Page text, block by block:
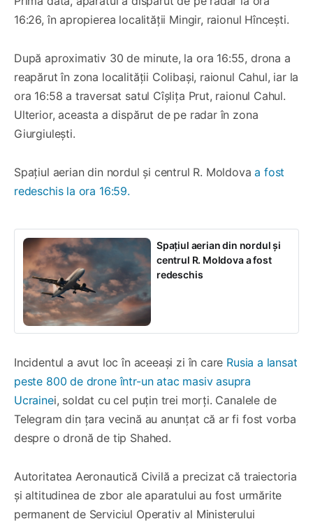
16:26, în apropierea localității Mingir, raionul Hîncești.
După aproximativ 30 de minute, la ora 16:55, drona a
reapărut în zona localității Colibași, raionul Cahul, iar la
ora 16:58 a traversat satul Cîșlița Prut, raionul Cahul.
Ulterior, aceasta a dispărut de pe radar în zona
Giurgiulești.
Spațiul aerian din nordul și centrul R. Moldovaa fost
redeschis la ora 16:59.
Spațiul aerian din nordul și
centrul R. Moldova a fost
redeschis
Incidentul a avut loc în aceeași zi în care Rusia a lansat
peste 800 de drone într-un atac masiv asupra
Ucrainei, soldat cu cel puțin trei morți. Canalele de
Telegram din țara vecină au anunțat că ar fi fost vorba
despre o dronă de tip Shahed.
Autoritatea Aeronautică Civilă a precizat că traiectoria
și altitudinea de zbor ale aparatului au fost urmărite
permanent de Serviciul Operativ al Ministerului